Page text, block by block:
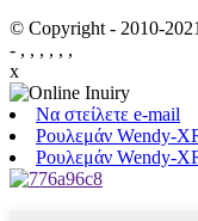
© Copyright - 2010-2021
- , , , , , ,
x
Να στείλετε e-mail
Ρουλεμάν Wendy-
Ρουλεμάν Wendy-